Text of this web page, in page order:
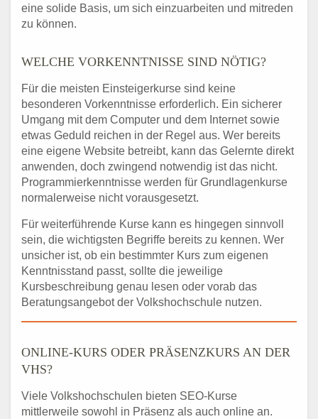
eine solide Basis, um sich einzuarbeiten und mitreden
zu können.
WELCHE VORKENNTNISSE SIND NÖTIG?
Für die meisten Einsteigerkurse sind keine
besonderen Vorkenntnisse erforderlich. Ein sicherer
Umgang mit dem Computer und dem Internet sowie
etwas Geduld reichen in der Regel aus. Wer bereits
eine eigene Website betreibt, kann das Gelernte direkt
anwenden, doch zwingend notwendig ist das nicht.
Programmierkenntnisse werden für Grundlagenkurse
normalerweise nicht vorausgesetzt.
Für weiterführende Kurse kann es hingegen sinnvoll
sein, die wichtigsten Begriffe bereits zu kennen. Wer
unsicher ist, ob ein bestimmter Kurs zum eigenen
Kenntnisstand passt, sollte die jeweilige
Kursbeschreibung genau lesen oder vorab das
Beratungsangebot der Volkshochschule nutzen.
ONLINE-KURS ODER PRÄSENZKURS AN DER
VHS?
Viele Volkshochschulen bieten SEO-Kurse
mittlerweile sowohl in Präsenz als auch online an.